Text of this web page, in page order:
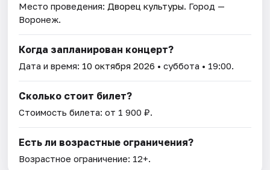
Место проведения: Дворец культуры. Город —
Воронеж.
Когда запланирован концерт?
Дата и время: 10 октября 2026 • суббота • 19:00.
Сколько стоит билет?
Стоимость билета: от 1 900 ₽.
Есть ли возрастные ограничения?
Возрастное ограничение: 12+.